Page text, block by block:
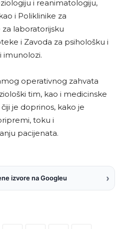
i reanimatologiju,
i Poliklinike za
laboratorijsku
i Zavoda za psihološku i
imunolozi.
operativnog zahvata
tim, kao i medicinske
je doprinos, kako je
toku i
pacijenata.
izvore na Googleu ›